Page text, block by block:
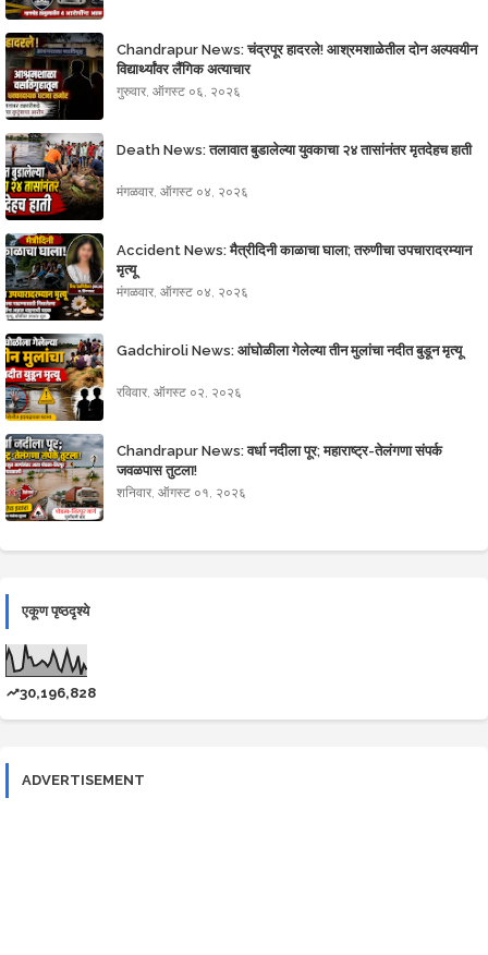
Chandrapur News: चंद्रपूर हादरले! आश्रमशाळेतील दोन अल्पवयीन
विद्यार्थ्यांवर लैंगिक अत्याचार
गुरुवार, ऑगस्ट ०६, २०२६
Death News: तलावात बुडालेल्या युवकाचा २४ तासांनंतर मृतदेहच हाती
मंगळवार, ऑगस्ट ०४, २०२६
Accident News: मैत्रीदिनी काळाचा घाला; तरुणीचा उपचारादरम्यान
मृत्यू
मंगळवार, ऑगस्ट ०४, २०२६
Gadchiroli News: आंघोळीला गेलेल्या तीन मुलांचा नदीत बुडून मृत्यू
रविवार, ऑगस्ट ०२, २०२६
Chandrapur News: वर्धा नदीला पूर; महाराष्ट्र-तेलंगणा संपर्क
जवळपास तुटला!
शनिवार, ऑगस्ट ०१, २०२६
एकूण पृष्ठदृश्ये
30,196,828
ADVERTISEMENT